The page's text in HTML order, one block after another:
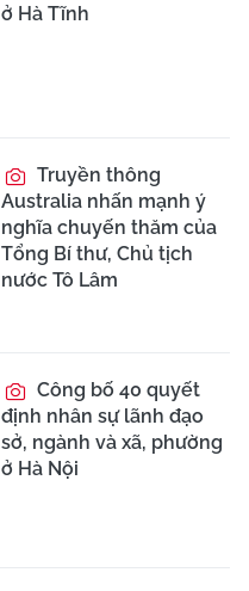
ở Hà Tĩnh
Truyền thông
Australia nhấn mạnh ý
nghĩa chuyến thăm của
Tổng Bí thư, Chủ tịch
nước Tô Lâm
Công bố 40 quyết
định nhân sự lãnh đạo
sở, ngành và xã, phường
ở Hà Nội